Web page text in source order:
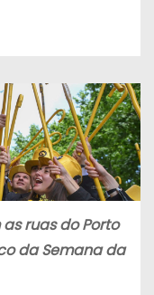
ruas do Porto
da Semana da